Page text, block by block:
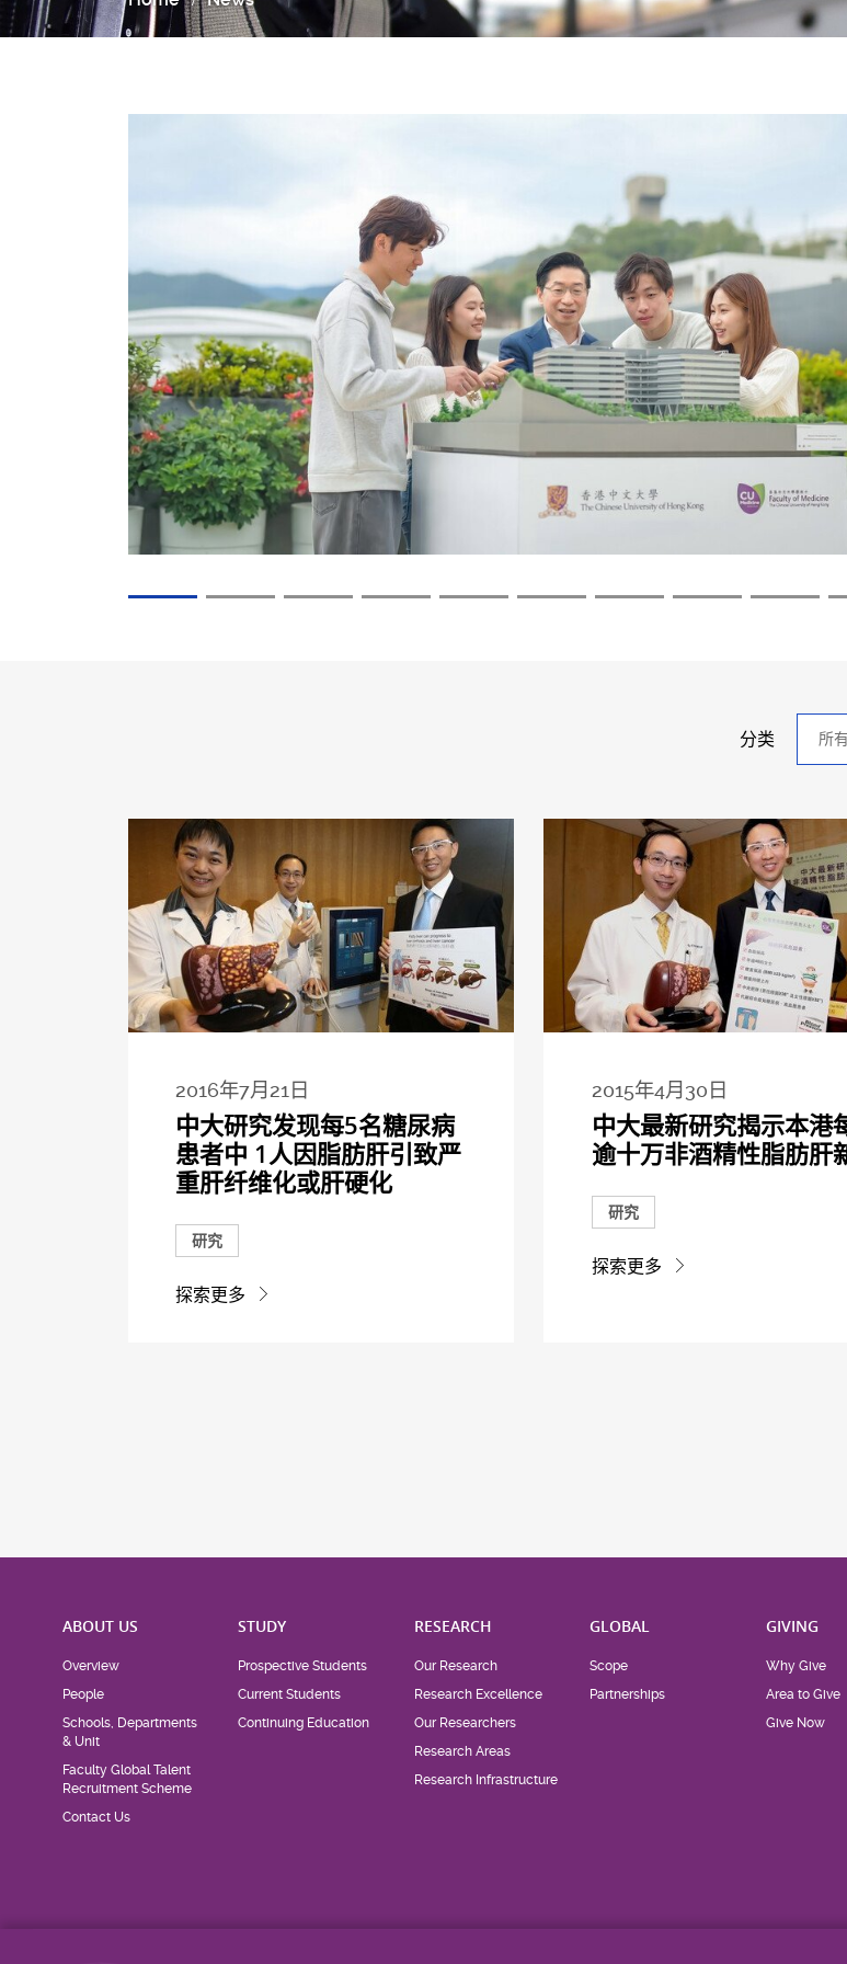
分类
类
2016年7月21日
中大研究发现每5名糖尿病
患者中 1人因脂肪肝引致严
重肝纤维化或肝硬化
研究
探索更多
2015年4月30日
中大最新研究揭示本港
逾十万非酒精性脂肪肝
研究
探索更多
ABOUT US
Overview
People
Schools, Departments
& Unit
Faculty Global Talent
Recruitment Scheme
Contact Us
STUDY
Prospective Students
Current Students
Continuing Education
RESEARCH
Our Research
Research Excellence
Our Researchers
Research Areas
Research Infrastructure
GLOBAL
Scope
Partnerships
GIVING
Why Give
Area to Give
Give Now